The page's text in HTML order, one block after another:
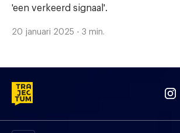
'een verkeerd signaal'.
20 januari 2025 - 3 min.